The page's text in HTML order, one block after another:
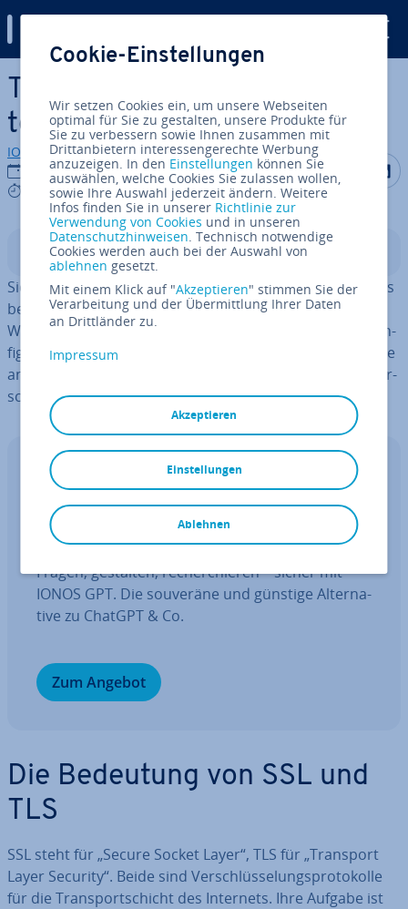
Zum Haupt­in­halt springen
TLS vs. SSL – was ist der Un­
ter­schied?
IONOS Redaktion
19.11.2021
3 mins
Auf Auf
In­halts­ver­zeich­nis
Sicher sind Sie diesen beiden Buch­sta­ben­kür­zeln bereits
begegnet: SSL und TLS, oft auch kom­bi­niert als SSL/TLS.
Wenn Sie bei­spiels­wei­se einen E-Mail-Client manuell kon­
fi­gu­rie­ren oder eine Website hosten wollen, kommen Sie
an ihnen nicht vorbei. Erfahren Sie hier, worin der Un­ter­
schied zwischen beiden Pro­to­kol­len liegt.
IONOS GPT
Ihr sou­ve­rä­ner KI Assistent für mehr
Pro­duk­ti­vi­tät.
Fragen, gestalten, re­cher­chie­ren – sicher mit
IONOS GPT. Die souveräne und günstige Al­ter­na­
ti­ve zu ChatGPT & Co.
Zum Angebot
Die Bedeutung von SSL und
TLS
SSL steht für „Secure Socket Layer“, TLS für „Transport
Layer Security“. Beide sind Ver­schlüs­se­lungs­pro­to­kol­le
für die Trans­port­schicht des Internets. Ihre Aufgabe ist
Cookie-Einstellungen
Wir setzen Cookies ein, um unsere Webseiten
optimal für Sie zu gestalten, unsere Produkte für
Sie zu verbessern sowie Ihnen zusammen mit
Drittanbietern interessengerechte Werbung
anzuzeigen. In den Einstellungen können Sie
auswählen, welche Cookies Sie zulassen wollen,
sowie Ihre Auswahl jederzeit ändern. Weitere
Infos finden Sie in unserer Richtlinie zur
Verwendung von Cookies und in unseren
Datenschutzhinweisen. Technisch notwendige
Cookies werden auch bei der Auswahl von
ablehnen gesetzt.
Mit einem Klick auf "Akzeptieren" stimmen Sie der
Verarbeitung und der Übermittlung Ihrer Daten
an Drittländer zu.
Impressum
Akzeptieren
Ablehnen
Einstellungen